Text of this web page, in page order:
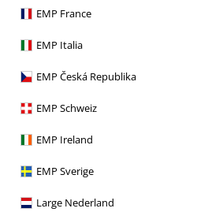
EMP France
EMP Italia
EMP Česká Republika
EMP Schweiz
EMP Ireland
EMP Sverige
Large Nederland
perfekt
dich?